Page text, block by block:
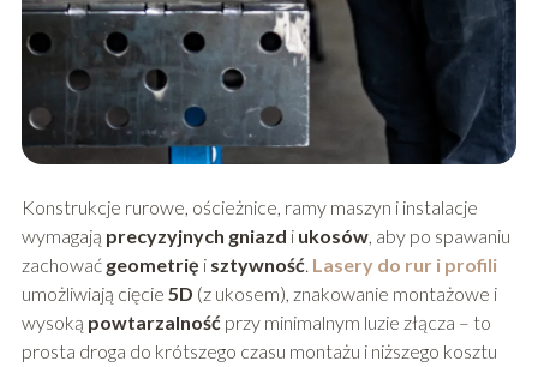
Konstrukcje rurowe, ościeżnice, ramy maszyn i instalacje
wymagają precyzyjnych gniazd i ukosów, aby po spawaniu
zachować geometrię i sztywność. Lasery do rur i profili
umożliwiają cięcie 5D (z ukosem), znakowanie montażowe i
wysoką powtarzalnośćprzy minimalnym luzie złącza – to
prosta droga do krótszego czasu montażu i niższego kosztu